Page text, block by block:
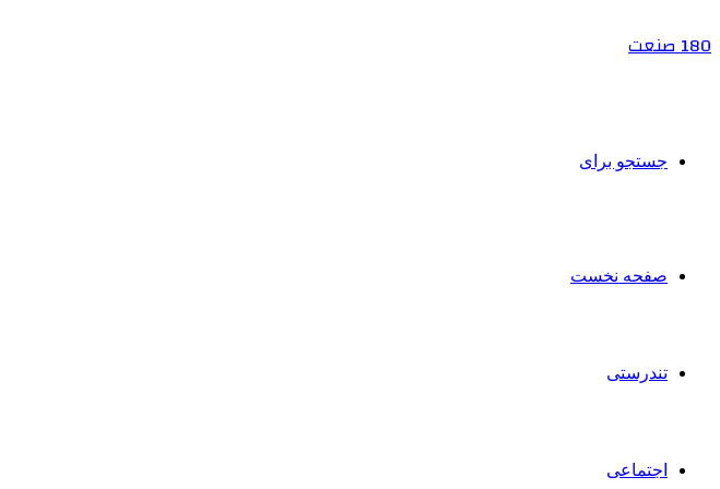
180 صنعت
جستجو برای
صفحه نخست
تندرستی
اجتماعی